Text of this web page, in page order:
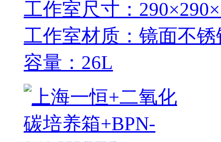
工作室尺寸：
工作室材质：镜面不锈
容量：26L